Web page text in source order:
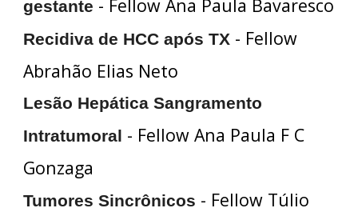
gestante - Fellow Ana Paula Bavaresco
Recidiva de HCC após TX - Fellow
Abrahão Elias Neto
Lesão Hepática Sangramento
Intratumoral - Fellow Ana Paula F C
Gonzaga
Tumores Sincrônicos - Fellow Túlio